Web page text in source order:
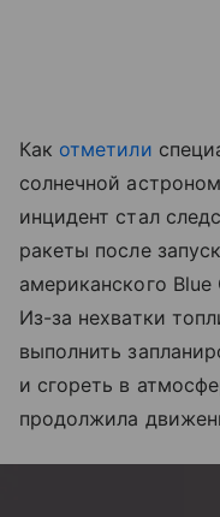
Как отметили
солнечной
инцидент стал
ракеты после
американского Blue
Из-за нехватки
выполнить
и сгореть в
продолжила